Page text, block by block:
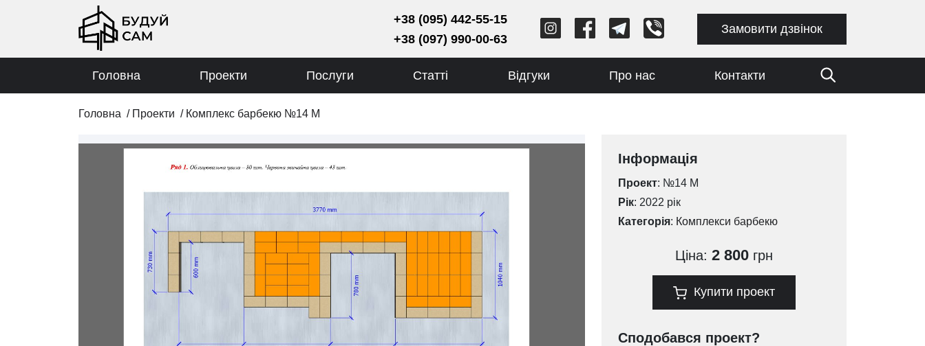
+38 (095) 442-55-15
+38 (097) 990-00-63
Замовити дзвінок
Головна Проекти Послуги Статті Відгуки Про нас Контакти
Головна / Проекти / Комплекс барбекю №14 М
Інформація
Проект: №14 М
Рік: 2022 рік
Категорія: Комплекси барбекю
Ціна: 2 800 грн
Купити проект
Сподобався проект?